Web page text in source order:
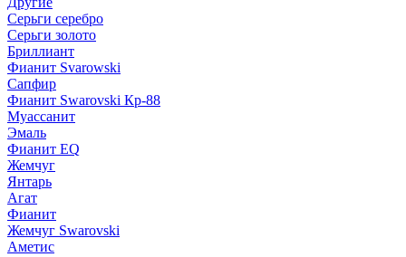
Серьги серебро
Серьги золото
Бриллиант
Фианит Svarowski
Сапфир
Фианит Swarovski Кр-88
Муассанит
Эмаль
Фианит EQ
Жемчуг
Янтарь
Агат
Фианит
Жемчуг Swarovski
Аметис